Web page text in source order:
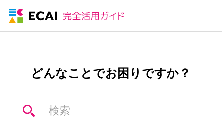
どんなことでお困りですか？